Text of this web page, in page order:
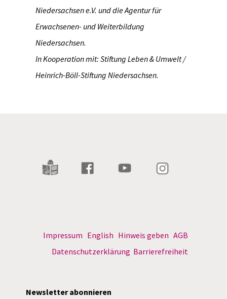
Niedersachsen e.V. und die Agentur für
Erwachsenen- und Weiterbildung
Niedersachsen.
In Kooperation mit: Stiftung Leben & Umwelt /
Heinrich-Böll-Stiftung Niedersachsen.
Impressum English Hinweis geben AGB
Datenschutzerklärung Barrierefreiheit
Newsletter abonnieren